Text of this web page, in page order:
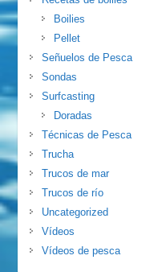
Boilies
Pellet
Señuelos de Pesca
Sondas
Surfcasting
Doradas
Técnicas de Pesca
Trucha
Trucos de mar
Trucos de río
Uncategorized
Vídeos
Vídeos de pesca